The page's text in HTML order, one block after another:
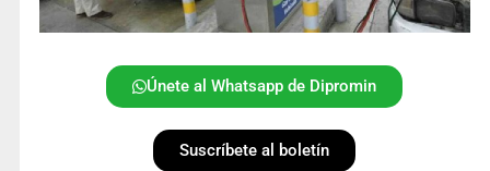
Únete al Whatsapp de Dipromin
Suscríbete al boletín